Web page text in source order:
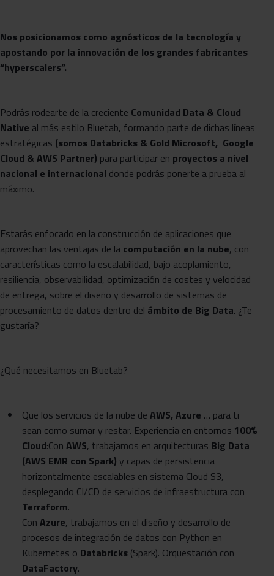
Nos posicionamos como agnósticos de la tecnología y
apostando por la innovación de los grandes fabricantes
“hyperscalers”.
Podrás rodearte de la creciente Comunidad Data & Cloud
Native al más estilo Bluetab, formando parte de dichas líneas
estratégicas (somos Databricks & Gold Microsoft, Google
Cloud & AWS Partner) para participar en proyectos a nivel
nacional e internacional donde podrás ponerte a prueba al
máximo.
Estarás enfocado en la construcción de aplicaciones que
aprovechan las ventajas de la computación en la nube, con
características como la escalabilidad, bajo acoplamiento,
resiliencia, observabilidad, optimización de costes y velocidad
de entrega, sobre el diseño y desarrollo de sistemas de
procesamiento de datos dentro del ámbito de Big Data. ¿Te
gustaría?
¿Qué necesitamos en Bluetab?
Que los servicios de la nube de AWS, Azure … para ti
sean como sumar y restar. Experiencia en entornos 100%
Cloud:Con AWS, trabajamos en arquitecturas Big Data
(AWS EMR con Spark) y capas de persistencia
horizontalmente escalables en sistema Cloud S3,
desplegando CI/CD de servicios de infraestructura con
Terraform.
Con Azure, trabajamos en el diseño y desarrollo de
procesos de integración de datos con Python en
Kubernetes o Databricks (Spark). Orquestación con
DataFactory.